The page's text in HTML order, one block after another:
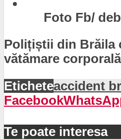
Foto Fb/
Polițiștii din Brăila
vătămare
Eticheteaccident
Facebook
Te poate interesa